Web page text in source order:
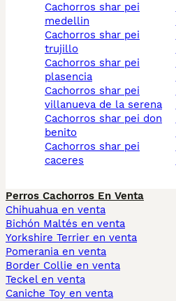
cachorros shar pei
medellin
cachorros shar pei
trujillo
cachorros shar pei
plasencia
cachorros shar pei
villanueva de la serena
cachorros shar pei don
benito
cachorros shar pei
caceres
Perros Cachorros En Venta
Chihuahua en venta
Bichón Maltés en venta
Yorkshire Terrier en venta
Pomerania en venta
Border Collie en venta
Teckel en venta
Caniche Toy en venta